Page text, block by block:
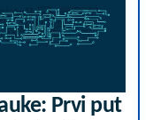
Prvi put